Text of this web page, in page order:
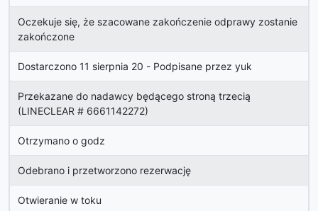
Oczekuje się, że szacowane zakończenie odprawy zostanie
zakończone
Dostarczono 11 sierpnia 20 - Podpisane przez yuk
Przekazane do nadawcy będącego stroną trzecią
(LINECLEAR # 6661142272)
Otrzymano o godz
Odebrano i przetworzono rezerwację
Otwieranie w toku